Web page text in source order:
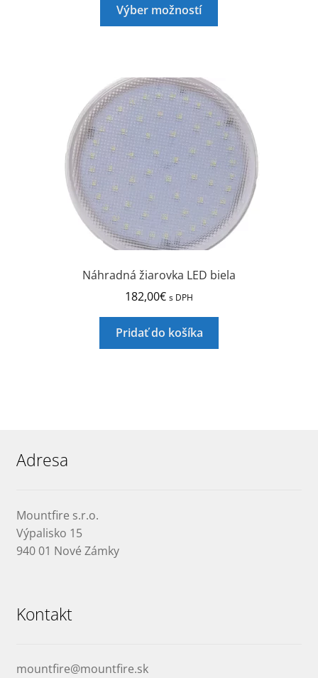
584,00€
through
Výber možností
Možnosti
si
môžete
vybrať
na
stránke
produktu.
Náhradná žiarovka LED biela
182,00€ s DPH
Pridať do košíka
Adresa
Mountfire s.r.o.
Výpalisko 15
940 01 Nové Zámky
Kontakt
mountfire@mountfire.sk